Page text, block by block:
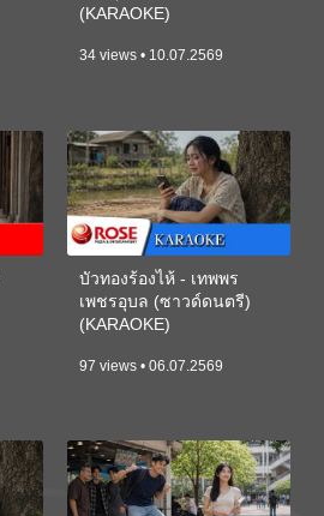
(KARAOKE)
34 views • 10.07.2569
บัวทองร้องไห้ - เทพพร
เพชรอุบล (ซาวด์ดนตรี)
(KARAOKE)
97 views • 06.07.2569